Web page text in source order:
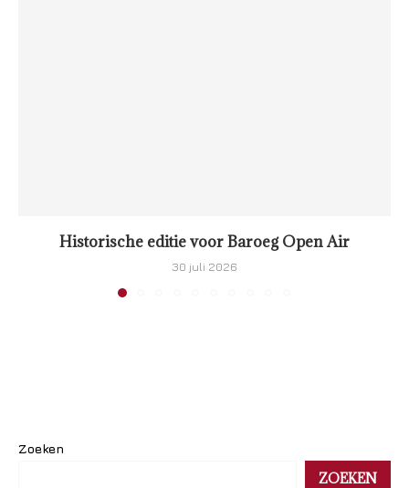
Historische editie voor Baroeg Open Air
30 juli 2026
Zoeken
ZOEKEN